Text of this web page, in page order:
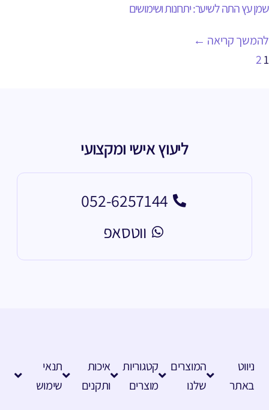
שמן עץ התה לשיער: יתרונות ושימושים
להמשך קריאה ←
1
2
ליעוץ אישי ומקצועי
052-6257144
ווטסאפ
ניווט
באתר
המוצרים
שלנו
תנאי
שימוש
קטגוריות
מוצרים
איכות
ותקנים